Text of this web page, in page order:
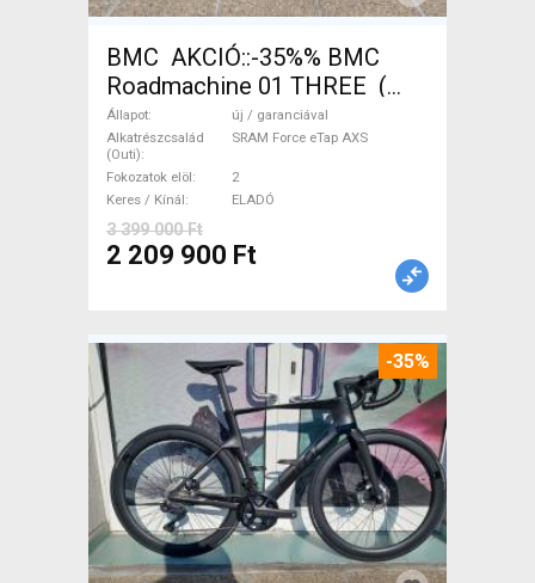
BMC AKCIÓ::-35%% BMC
Roadmachine 01 THREE (
54) Országúti SRAM Force
eTap AXS tárcsafék új /
garanciával ELADÓ
Állapot
új / garanciával
Alkatrészcsalád
(Outi)
SRAM Force eTap AXS
Fokozatok elöl
2
Keres / Kínál
ELADÓ
3 399 000 Ft
2 209 900 Ft
-35%